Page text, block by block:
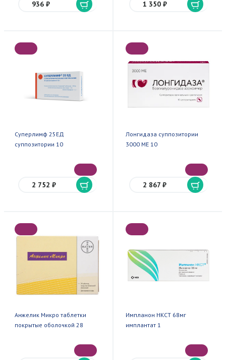
936 ₽ 1 350 ₽
Суперлимф 25ЕД
суппозитории 10
2 752 ₽
Лонгидаза суппозитории
3000 МЕ 10
2 867 ₽
Анжелик Микро таблетки
покрытые оболочкой 28
Импланон НКСТ 68мг
имплантат 1